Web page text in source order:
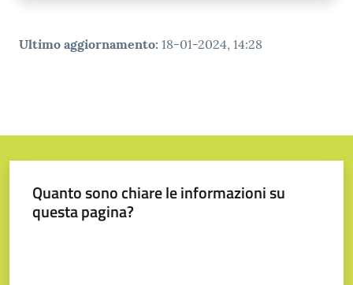
Ultimo aggiornamento: 18-01-2024, 14:28
Quanto sono chiare le informazioni su
questa pagina?